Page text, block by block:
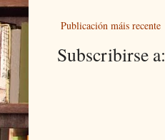
Publicación máis recente
Subscribirse a: